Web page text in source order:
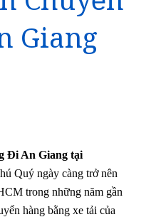
Giang
Đi An Giang tại
Quý ngày càng trở nên
trong những năm gần
hàng bằng xe tải của